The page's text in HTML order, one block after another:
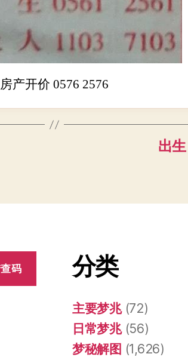
房产开价 0576 2576
出
分类
主要梦兆(72)
日常梦兆(56)
梦秘解图 (1,626)